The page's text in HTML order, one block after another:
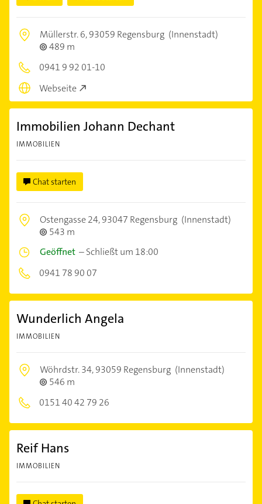
Müllerstr. 6,93059 Regensburg (Innenstadt)
489 m
0941 9 92 01-10
Webseite
Immobilien Johann Dechant
IMMOBILIEN
Chat starten
Ostengasse 24,93047 Regensburg (Innenstadt)
543 m
Geöffnet –Schließt um 18:00
0941 78 90 07
Wunderlich Angela
IMMOBILIEN
Wöhrdstr. 34,93059 Regensburg (Innenstadt)
546 m
0151 40 42 79 26
Reif Hans
IMMOBILIEN